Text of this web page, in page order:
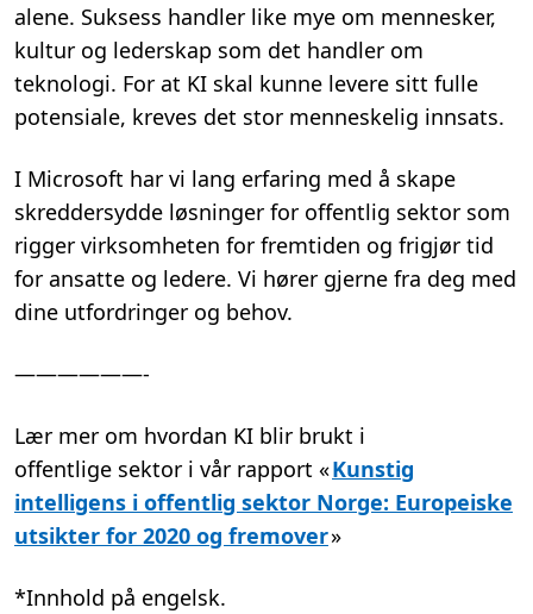
alene. Suksess handler like mye om mennesker,
kultur og lederskap som det handler om
teknologi. For at KI skal kunne levere sitt fulle
potensiale, kreves det stor menneskelig innsats.
I Microsoft har vi lang erfaring med å skape
skreddersydde løsninger for offentlig sektor som
rigger virksomheten for fremtiden og frigjør tid
for ansatte og ledere. Vi hører gjerne fra deg med
dine utfordringer og behov.
——————-
Lær mer om hvordan KI blir brukt i
offentlige sektor i vår rapport «Kunstig
intelligens i offentlig sektor Norge: Europeiske
utsikter for 2020 og fremover»
*Innhold på engelsk.